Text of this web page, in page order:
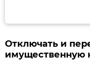
Отключать и
имущественную